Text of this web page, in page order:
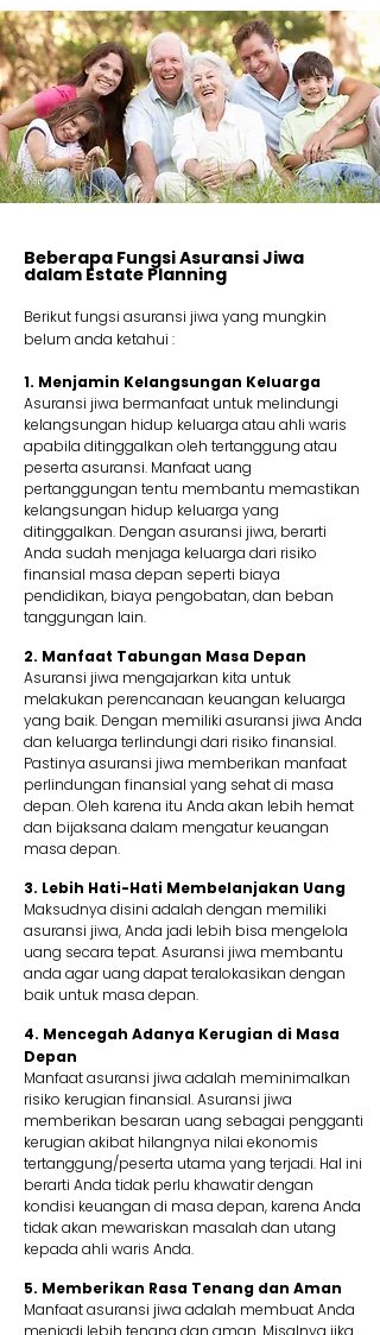
Beberapa Fungsi Asuransi Jiwa
dalam Estate Planning
Berikut fungsi asuransi jiwa yang mungkin
belum anda ketahui :
1. Menjamin Kelangsungan Keluarga
Asuransi jiwa bermanfaat untuk melindungi
kelangsungan hidup keluarga atau ahli waris
apabila ditinggalkan oleh tertanggung atau
peserta asuransi. Manfaat uang
pertanggungan tentu membantu memastikan
kelangsungan hidup keluarga yang
ditinggalkan. Dengan asuransi jiwa, berarti
Anda sudah menjaga keluarga dari risiko
finansial masa depan seperti biaya
pendidikan, biaya pengobatan, dan beban
tanggungan lain.
2. Manfaat Tabungan Masa Depan
Asuransi jiwa mengajarkan kita untuk
melakukan perencanaan keuangan keluarga
yang baik. Dengan memiliki asuransi jiwa Anda
dan keluarga terlindungi dari risiko finansial.
Pastinya asuransi jiwa memberikan manfaat
perlindungan finansial yang sehat di masa
depan. Oleh karena itu Anda akan lebih hemat
dan bijaksana dalam mengatur keuangan
masa depan.
3. Lebih Hati-Hati Membelanjakan Uang
Maksudnya disini adalah dengan memiliki
asuransi jiwa, Anda jadi lebih bisa mengelola
uang secara tepat. Asuransi jiwa membantu
anda agar uang dapat teralokasikan dengan
baik untuk masa depan.
4. Mencegah Adanya Kerugian di Masa
Depan
Manfaat asuransi jiwa adalah meminimalkan
risiko kerugian finansial. Asuransi jiwa
memberikan besaran uang sebagai pengganti
kerugian akibat hilangnya nilai ekonomis
tertanggung/peserta utama yang terjadi. Hal ini
berarti Anda tidak perlu khawatir dengan
kondisi keuangan di masa depan, karena Anda
tidak akan mewariskan masalah dan utang
kepada ahli waris Anda.
5. Memberikan Rasa Tenang dan Aman
Manfaat asuransi jiwa adalah membuat Anda
menjadi lebih tenang dan aman. Misalnya jika